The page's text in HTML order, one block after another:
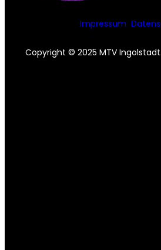
Impressum
Copyright © 2025 MTV